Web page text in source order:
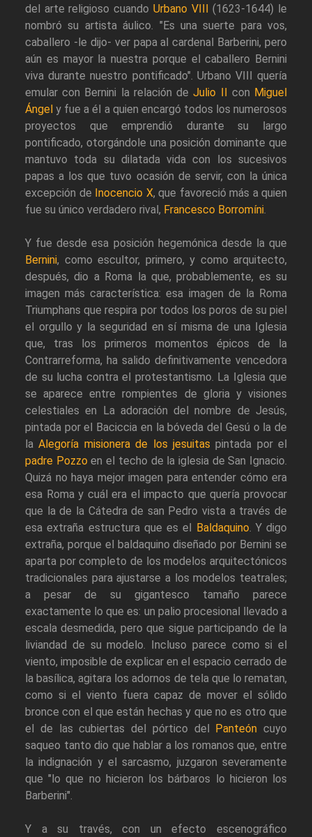
del arte religioso cuando Urbano VIII
(1623-1644) le
nombró su artista áulico. "Es una suerte para vos,
caballero -le dijo- ver papa al cardenal Barberini, pero
aún es mayor la nuestra porque el caballero Bernini
viva durante nuestro pontificado". Urbano VIII quería
emular con Bernini la relación deJulio II con Miguel
Ángel y fue a él a quien encargó todos los numerosos
proyectos que emprendió durante su largo
pontificado, otorgándole una posición dominante que
mantuvo toda su dilatada vida con los sucesivos
papas a los que tuvo ocasión de servir, con la única
excepción de Inocencio X, que favoreció más a quien
fue su único verdadero rival, Francesco Borromíni.
Y fue desde esa posición hegemónica desde la que
Bernini, como escultor, primero, y como arquitecto,
después, dio a Roma la que, probablemente, es su
imagen más característica: esa imagen de la Roma
Triumphans que respira por todos los poros de su piel
el orgullo y la seguridad en sí misma de una Iglesia
que, tras los primeros momentos épicos de la
Contrarreforma, ha salido definitivamente vencedora
de su lucha contra el protestantismo. La Iglesia que
se aparece entre rompientes de gloria y visiones
celestiales en La adoración del nombre de Jesús,
pintada por el Baciccia en la bóveda del Gesú o la de
laAlegoría misionera de los jesuitas pintada por el
padre Pozzo en el techo de la iglesia de San Ignacio.
Quizá no haya mejor imagen para entender cómo era
esa Roma y cuál era el impacto que quería provocar
que la de la Cátedra de san Pedro vista a través de
esa extraña estructura que es el
Baldaquino. Y digo
extraña, porque el baldaquino diseñado por Bernini se
aparta por completo de los modelos arquitectónicos
tradicionales para ajustarse a los modelos teatrales;
a pesar de su gigantesco tamaño parece
exactamente lo que es: un palio procesional llevado a
escala desmedida, pero que sigue participando de la
liviandad de su modelo. Incluso parece como si el
viento, imposible de explicar en el espacio cerrado de
la basílica, agitara los adornos de tela que lo rematan,
como si el viento fuera capaz de mover el sólido
bronce con el que están hechas y que no es otro que
el de las cubiertas del pórtico del
Panteón cuyo
saqueo tanto dio que hablar a los romanos que, entre
la indignación y el sarcasmo, juzgaron severamente
que "lo que no hicieron los bárbaros lo hicieron los
Barberini".
Y a su través, con un efecto escenográfico